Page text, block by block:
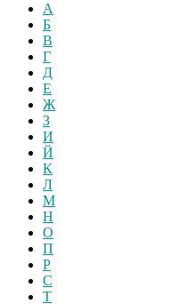
А
Б
В
Г
Д
Е
Ж
З
И
Й
К
Л
М
Н
О
П
Р
С
Т